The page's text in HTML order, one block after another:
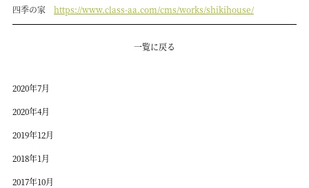
2020年7月
2020年4月
2019年12月
2018年1月
2017年10月
四季の家 https://www.class-aa.com/cms/works/shikihouse/
一覧に戻る